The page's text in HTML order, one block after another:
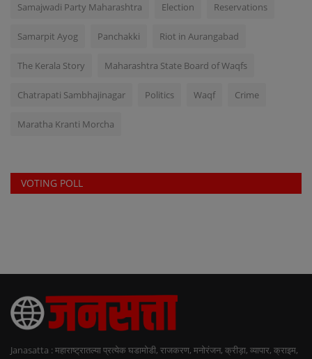
Samajwadi Party Maharashtra Election Reservations
Samarpit Ayog Panchakki Riot in Aurangabad
The Kerala Story Maharashtra State Board of Waqfs
Chatrapati Sambhajinagar Politics Waqf Crime
Maratha Kranti Morcha
VOTING POLL
Janasatta : महाराष्ट्रातल्या प्रत्येक घडामोडी, राजकरण, मनोरंजन, क्रीड़ा, व्यापार, क्राइम,